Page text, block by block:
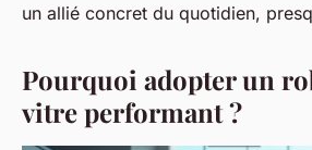
un allié concret du quotidien,
Pourquoi adopter un
vitre performant ?